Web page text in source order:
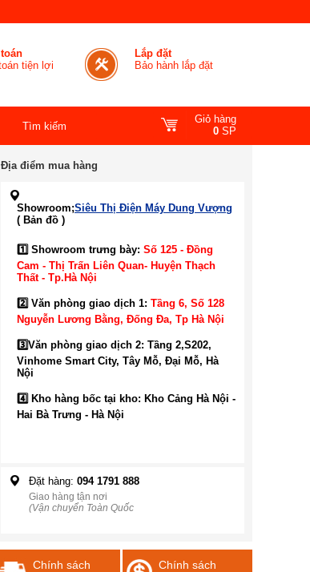
tiện lợi
Lắp đặt
Bảo hành lắp đặt
Giỏ hàng
0 SP
Địa điểm mua hàng
Showroom;Siêu Thị Điện Máy Dung Vượng
( Bản đồ )
1️⃣ Showroom trưng bày: Số 125 - Đồng
Cam - Thị Trấn Liên Quan- Huyện Thạch
Thất - Tp.Hà Nội
2️⃣ Văn phòng giao dịch 1: Tầng 6, Số 128
Nguyễn Lương Bằng, Đống Đa, Tp Hà Nội
3️⃣Văn phòng giao dịch 2: Tầng 2,S202,
Vinhome Smart City, Tây Mỗ, Đại Mỗ, Hà
Nội
4️⃣ Kho hàng bốc tại kho: Kho Cảng Hà Nội -
Hai Bà Trưng - Hà Nội
Đặt hàng: 094 1791 888
Giao hàng tận nơi
(Vận chuyển Toàn Quốc
Chính sách
Chính sách